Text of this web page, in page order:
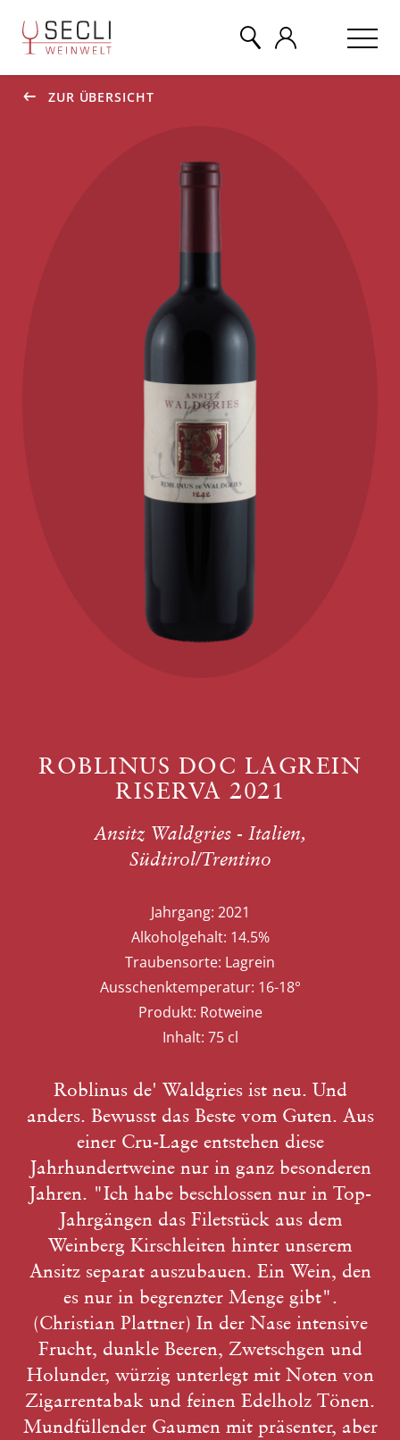
ZUR ÜBERSICHT
ROBLINUS DOC LAGREIN
RISERVA 2021
Ansitz Waldgries - Italien,
Südtirol/Trentino
Jahrgang: 2021
Alkoholgehalt: 14.5%
Traubensorte: Lagrein
Ausschenktemperatur: 16-18°
Produkt: Rotweine
Inhalt: 75 cl
Roblinus de' Waldgries ist neu. Und
anders. Bewusst das Beste vom Guten. Aus
einer Cru-Lage entstehen diese
Jahrhundertweine nur in ganz besonderen
Jahren. "Ich habe beschlossen nur in Top-
Jahrgängen das Filetstück aus dem
Weinberg Kirschleiten hinter unserem
Ansitz separat auszubauen. Ein Wein, den
es nur in begrenzter Menge gibt".
(Christian Plattner) In der Nase intensive
Frucht, dunkle Beeren, Zwetschgen und
Holunder, würzig unterlegt mit Noten von
Zigarrentabak und feinen Edelholz Tönen.
Mundfüllender Gaumen mit präsenter, aber